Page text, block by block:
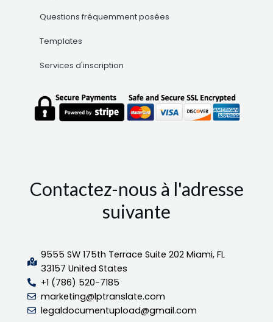
Questions fréquemment posées
Templates
Services d'inscription
Contactez-nous à l'adresse
suivante
9555 SW 175th Terrace Suite 202 Miami, FL
33157 United States
+1 (786) 520-7185
marketing@lptranslate.com
legaldocumentupload@gmail.com